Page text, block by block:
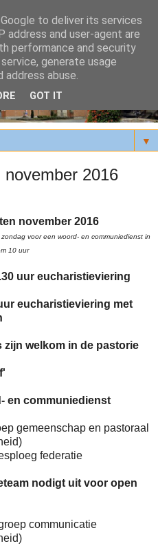
▼
2016
november 2016
voor een woord- en communiedienst in
10 uur
uur eucharistieviering
eucharistieviering met
welkom in de pastorie
en communiedienst
gemeenschap en pastoraal
federatie
nodigt uit voor open
communicatie
to deliver its services
address and user-agent are
performance and security
generate usage
abuse.
GOT IT